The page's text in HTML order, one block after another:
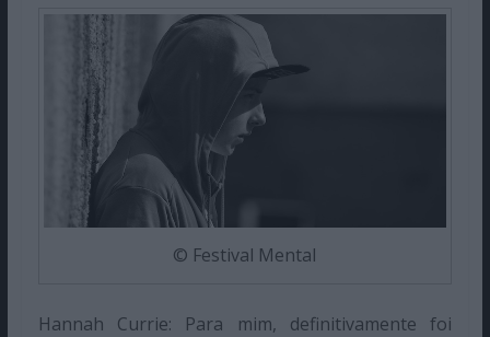
© Festival Mental
Hannah Currie: Para mim, definitivamente foi